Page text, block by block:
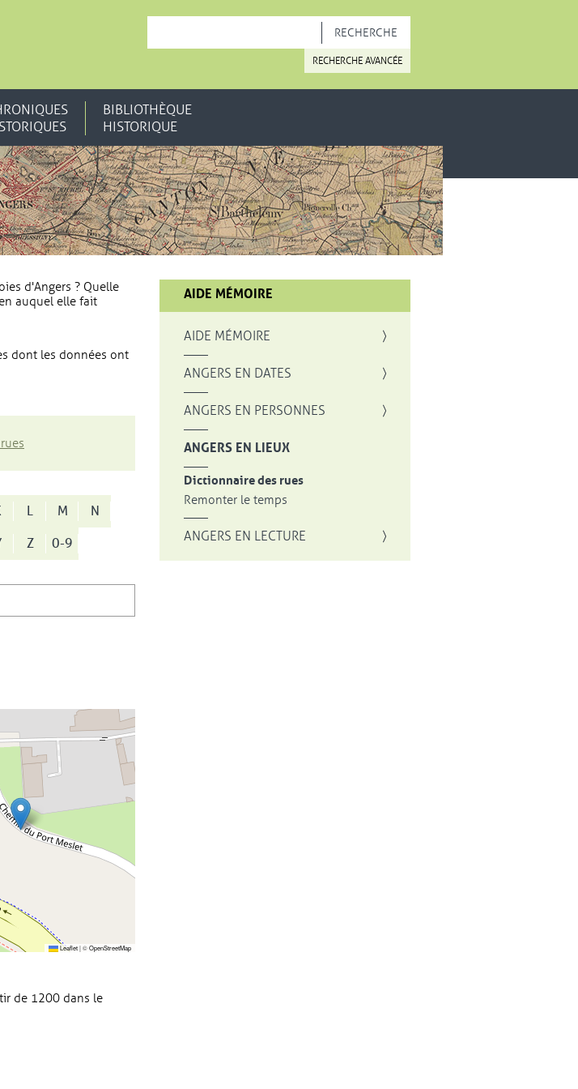
RECHERCHE AVANCÉE
BIBLIOTHÈQUE
HISTORIQUE
d'Angers ? Quelle
auquel elle fait
dont les données ont
L M
N
Z 0-9
Leaflet|©OpenStreetMap
de 1200 dans le
AIDE MÉMOIRE
AIDE MÉMOIRE
ANGERS EN DATES
ANGERS EN PERSONNES
ANGERS EN LIEUX
Dictionnaire des rues
Remonter le temps
ANGERS EN LECTURE